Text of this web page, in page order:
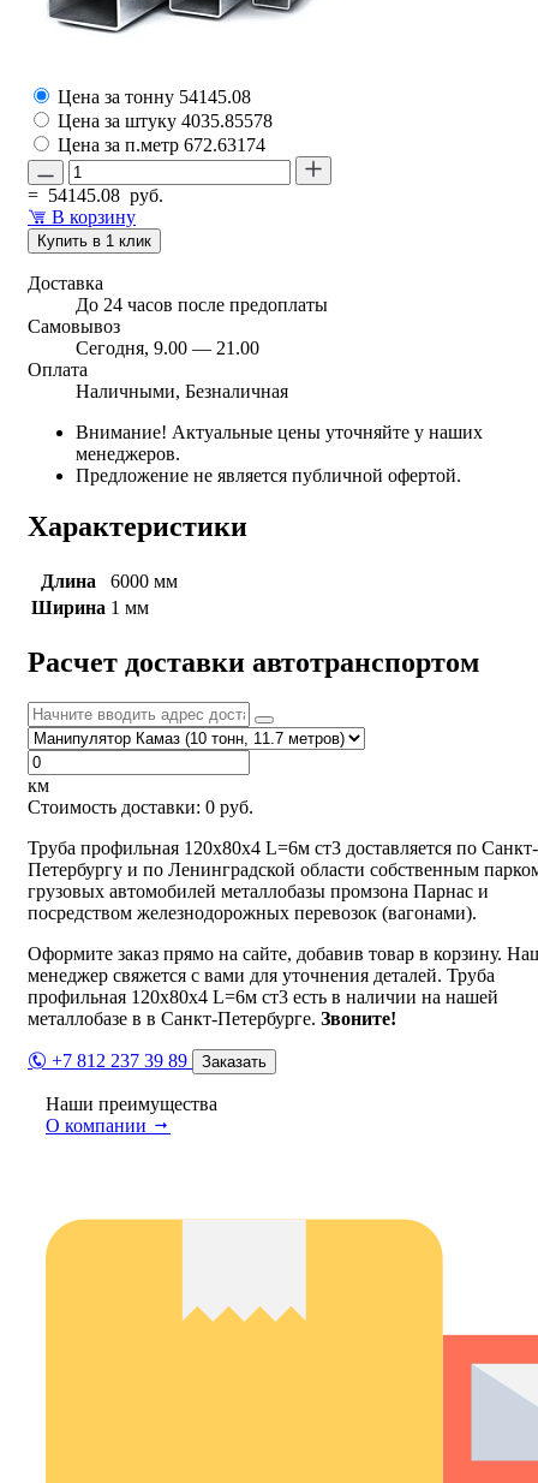
Цена за тонну 54145.08
Цена за штуку 4035.85578
Цена за п.метр 672.63174
= 54145.08 руб.
В корзину
Купить в 1 клик
Доставка
До 24 часов после предоплаты
Самовывоз
Сегодня, 9.00 — 21.00
Оплата
Наличными, Безналичная
Внимание! Актуальные цены уточняйте у наших
менеджеров.
Предложение не является публичной офертой.
Характеристики
Длина
6000 мм
Ширина 1 мм
Расчет доставки автотранспортом
км
Стоимость доставки: 0 руб.
Труба профильная 120х80х4 L=6м ст3 доставляется по Санкт-
Петербургу и по Ленинградской области собственным
грузовых автомобилей металлобазы промзона Парнас и
посредством железнодорожных перевозок (вагонами).
Оформите заказ прямо на сайте, добавив товар в корзину.
менеджер свяжется с вами для уточнения деталей. Труба
профильная 120х80х4 L=6м ст3 есть в наличии на нашей
металлобазе в в Санкт-Петербурге. Звоните!
+7 812 237 39 89 Заказать
Наши преимущества
О компании